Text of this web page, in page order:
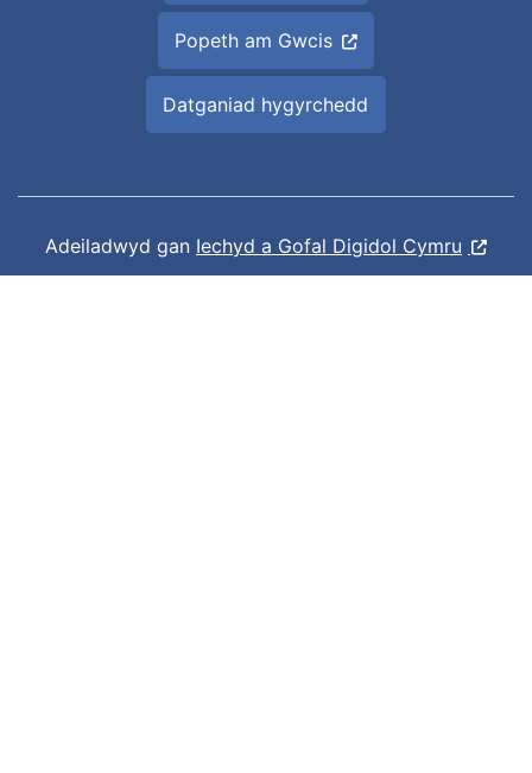
Popeth am Gwcis
Datganiad hygyrchedd
Adeiladwyd gan Iechyd a Gofal Digidol Cymru